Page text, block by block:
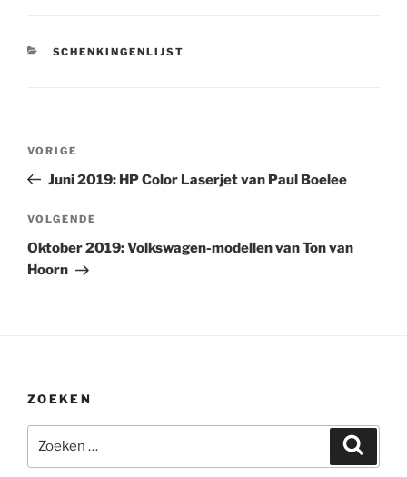
CATEGORIEËN
SCHENKINGENLIJST
Vorig
bericht
VORIGE
Juni 2019: HP Color Laserjet van Paul Boelee
Volgend
bericht
VOLGENDE
Oktober 2019: Volkswagen-modellen van Ton van
Hoorn
ZOEKEN
naar: